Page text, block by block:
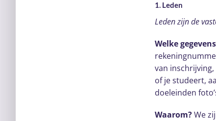
1. Leden
Leden zijn de
Welke
van
of je studeert,
doeleinden
Waarom?We